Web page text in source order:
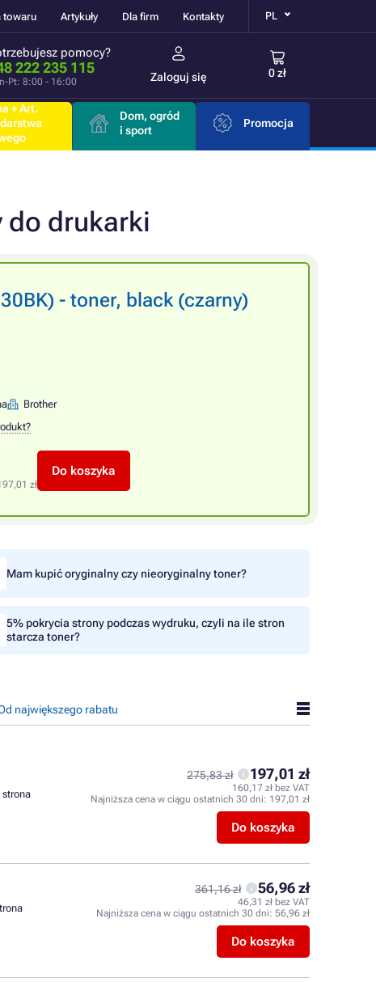
towaru Artykuły Dla firm Kontakty PL
pomocy?
222 235 115
Pt: 8:00 - 16:00 Zaloguj się 0 zł
+ Art.
Dom, ogród
i sport
Promocja
do drukarki
- toner, black (czarny)
Brother
zł
Do koszyka
Mam kupić oryginalny czy nieoryginalny toner?
5% pokrycia strony podczas wydruku, czyli na ile stron
starcza toner?
największego rabatu
strona
275,83 zł 197,01 zł
160,17 zł bez VAT
Najniższa cena w ciągu ostatnich 30 dni: 197,01 zł
Do koszyka
361,16 zł 56,96 zł
46,31 zł bez VAT
Najniższa cena w ciągu ostatnich 30 dni: 56,96 zł
Do koszyka